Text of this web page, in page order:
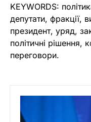
KEYWORDS:
депутати, фракції,
президент, уряд,
політичні рішення,
переговори.